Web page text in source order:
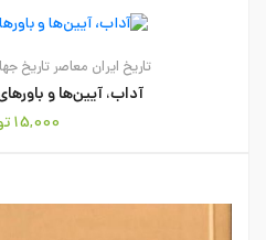
تاریخ ایران معاصر تاریخ
آداب، آیین‌ها و
15,000